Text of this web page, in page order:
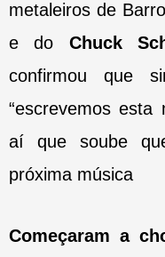
metaleiros de
e do Chuck
confirmou
“escrevemos esta
aí que soube
próxima música
Começaram a